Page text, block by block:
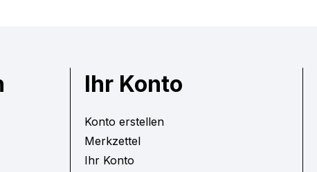
Ihr Konto
Konto erstellen
Merkzettel
Ihr Konto